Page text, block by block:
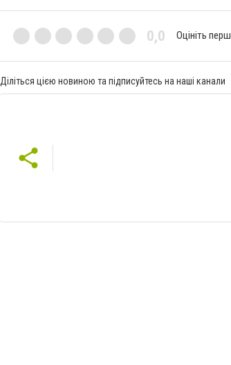
0,0 Оцініть
Діліться цією новиною та підписуйтесь на наші канали